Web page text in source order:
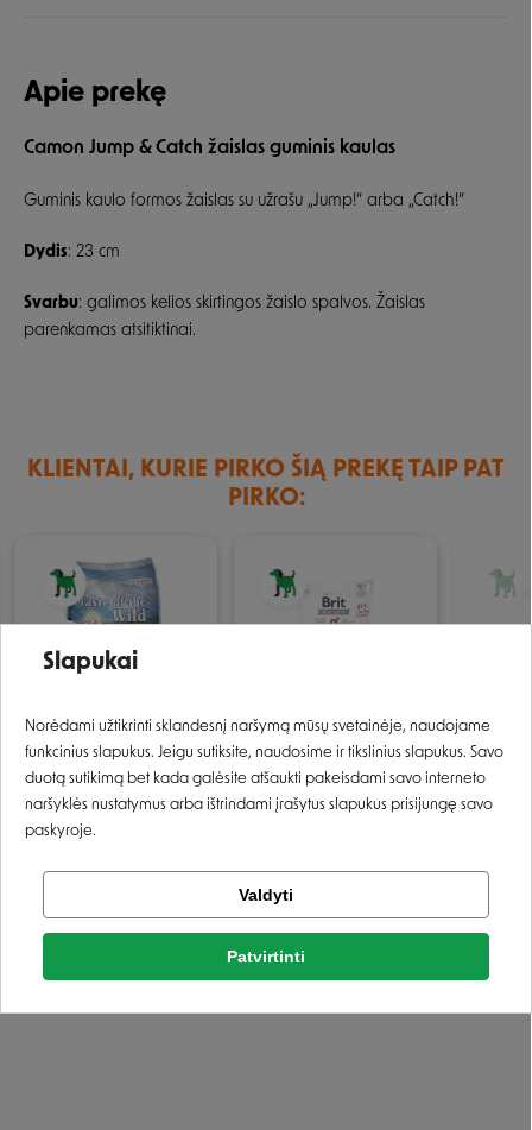
Rašyti atsiliepimą
Apie prekę
Camon Jump & Catch žaislas guminis kaulas
Guminis kaulo formos žaislas su užrašu „Jump!“ arba „Catch!“
Dydis: 23 cm
Svarbu: galimos kelios skirtingos žaislo spalvos. Žaislas
parenkamas atsitiktinai.
KLIENTAI, KURIE PIRKO ŠIĄ PREKĘ TAIP PAT
PIRKO:
Taste of the Wild
Pacific Stream sausas
pašaras šunims - 2 kg
Galimi pasirinkimai
Brit Jerky Beef Real
Fillets skanėstas šunims
- 80 g
Brit
- 80 g
Registruotis
Facebook
Slapukai
Norėdami užtikrinti sklandesnį naršymą mūsų svetainėje, naudojame
funkcinius slapukus. Jeigu sutiksite, naudosime ir tikslinius slapukus. Savo
duotą sutikimą bet kada galėsite atšaukti pakeisdami savo interneto
naršyklės nustatymus arba ištrindami įrašytus slapukus prisijungę savo
paskyroje.
Valdyti
Patvirtinti